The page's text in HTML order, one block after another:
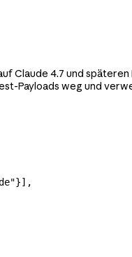
Claude 4.7 und
Payloads weg und
}],